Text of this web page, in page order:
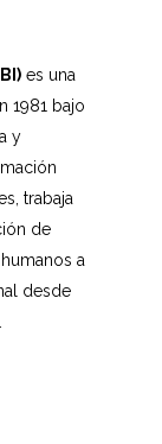
es una
1981 bajo
y
trabaja
de
a
desde